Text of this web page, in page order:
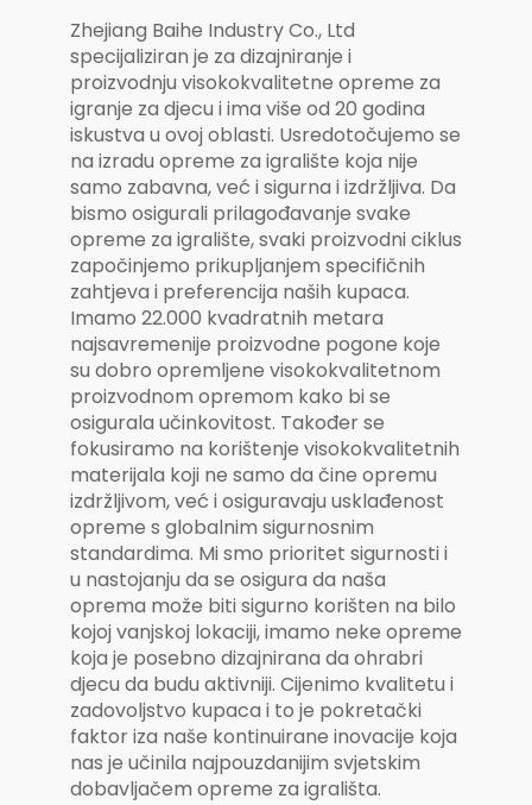
Zhejiang Baihe Industry Co., Ltd
specijaliziran je za dizajniranje i
proizvodnju visokokvalitetne opreme za
igranje za djecu i ima više od 20 godina
iskustva u ovoj oblasti. Usredotočujemo se
na izradu opreme za igralište koja nije
samo zabavna, već i sigurna i izdržljiva. Da
bismo osigurali prilagođavanje svake
opreme za igralište, svaki proizvodni ciklus
započinjemo prikupljanjem specifičnih
zahtjeva i preferencija naših kupaca.
Imamo 22.000 kvadratnih metara
najsavremenije proizvodne pogone koje
su dobro opremljene visokokvalitetnom
proizvodnom opremom kako bi se
osigurala učinkovitost. Također se
fokusiramo na korištenje visokokvalitetnih
materijala koji ne samo da čine opremu
izdržljivom, već i osiguravaju usklađenost
opreme s globalnim sigurnosnim
standardima. Mi smo prioritet sigurnosti i
u nastojanju da se osigura da naša
oprema može biti sigurno korišten na bilo
kojoj vanjskoj lokaciji, imamo neke opreme
koja je posebno dizajnirana da ohrabri
djecu da budu aktivniji. Cijenimo kvalitetu i
zadovoljstvo kupaca i to je pokretački
faktor iza naše kontinuirane inovacije koja
nas je učinila najpouzdanijim svjetskim
dobavljačem opreme za igrališta.